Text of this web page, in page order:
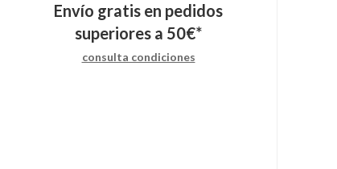
Envío gratis en pedidos
superiores a 50€*
consulta condiciones